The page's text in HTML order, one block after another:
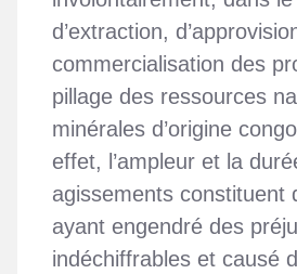
d’extraction,
commercialisation des
pillage des ressources
minérales d’origine
effet, l’ampleur et la
agissements constituent
ayant engendré des
indéchiffrables et causé